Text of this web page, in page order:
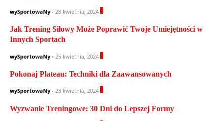
wySportowaNy - 28 kwietnia, 2024
Jak Trening Siłowy Może Poprawić Twoje Umiejętności w
Innych Sportach
wySportowaNy - 25 kwietnia, 2024
Pokonaj Plateau: Techniki dla Zaawansowanych
wySportowaNy - 23 kwietnia, 2024
Wyzwanie Treningowe: 30 Dni do Lepszej Formy